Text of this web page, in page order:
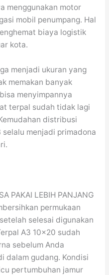
menggunakan motor
mobil penumpang. Hal
biaya logistik
kota.
menjadi ukuran yang
memakan banyak
menyimpannya
terpal sudah tidak lagi
distribusi
menjadi primadona
PAKAI LEBIH PANJANG
permukaan
selesai digunakan
A3 10×20 sudah
sebelum Anda
dalam gudang. Kondisi
pertumbuhan jamur